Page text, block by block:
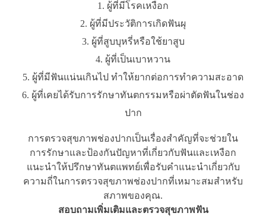
ผู้ที่มีโรคเหงือก
ผู้ที่มีประวัติการเกิดฟันผุ
ผู้ที่สูบบุหรี่หรือใช้ยาสูบ
ผู้ที่เป็นเบาหวาน
ผู้ที่มีฟันแน่นเกินไป ทำให้ยากต่อการทำความสะอาด
ผู้ที่เคยได้รับการรักษาทันตกรรมหรือผ่าตัดฟันในช่อง
ปาก
การตรวจสุขภาพช่องปากเป็นเรื่องสำคัญที่จะช่วยใน
การรักษาและป้องกันปัญหาที่เกี่ยวกับฟันและเหงือก
แนะนำให้ปรึกษาทันตแพทย์เพื่อรับคำแนะนำเกี่ยวกับ
ความถี่ในการตรวจสุขภาพช่องปากที่เหมาะสมสำหรับ
สภาพของคุณ.
สอบถามเพิ่มเติมและตรวจสุขภาพฟัน